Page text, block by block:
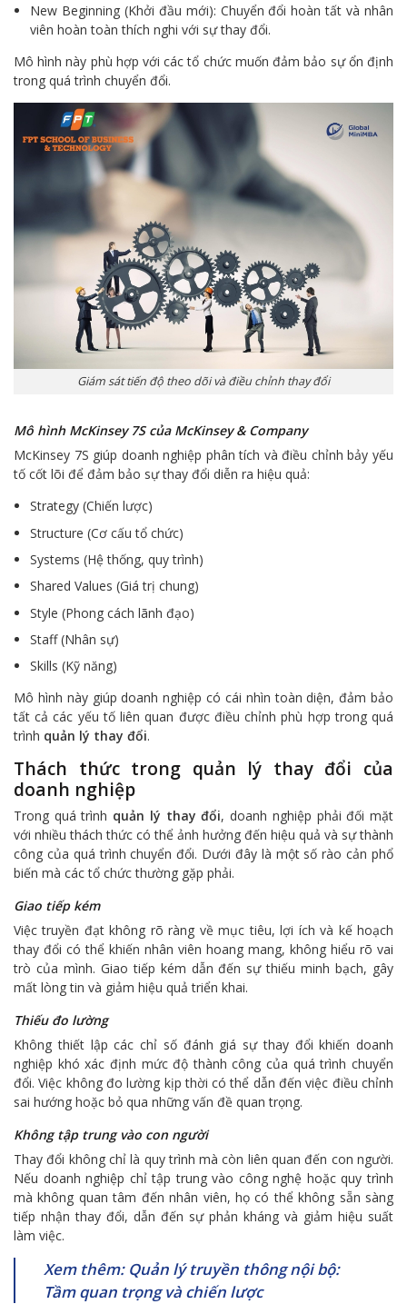
New Beginning (Khởi đầu mới): Chuyển đổi hoàn tất và nhân
viên hoàn toàn thích nghi với sự thay đổi.
Mô hình này phù hợp với các tổ chức muốn đảm bảo sự ổn định
trong quá trình chuyển đổi.
Giám sát tiến độ theo dõi và điều chỉnh thay đổi
Mô hình McKinsey 7S của McKinsey & Company
McKinsey 7S giúp doanh nghiệp phân tích và điều chỉnh bảy yếu
tố cốt lõi để đảm bảo sự thay đổi diễn ra hiệu quả:
Strategy (Chiến lược)
Structure (Cơ cấu tổ chức)
Systems (Hệ thống, quy trình)
Shared Values (Giá trị chung)
Style (Phong cách lãnh đạo)
Staff (Nhân sự)
Skills (Kỹ năng)
Mô hình này giúp doanh nghiệp có cái nhìn toàn diện, đảm bảo
tất cả các yếu tố liên quan được điều chỉnh phù hợp trong quá
trình quản lý thay đổi.
Thách thức trong quản lý thay đổi của
doanh nghiệp
Trong quá trình quản lý thay đổi, doanh nghiệp phải đối mặt
với nhiều thách thức có thể ảnh hưởng đến hiệu quả và sự thành
công của quá trình chuyển đổi. Dưới đây là một số rào cản phổ
biến mà các tổ chức thường gặp phải.
Giao tiếp kém
Việc truyền đạt không rõ ràng về mục tiêu, lợi ích và kế hoạch
thay đổi có thể khiến nhân viên hoang mang, không hiểu rõ vai
trò của mình. Giao tiếp kém dẫn đến sự thiếu minh bạch, gây
mất lòng tin và giảm hiệu quả triển khai.
Thiếu đo lường
Không thiết lập các chỉ số đánh giá sự thay đổi khiến doanh
nghiệp khó xác định mức độ thành công của quá trình chuyển
đổi. Việc không đo lường kịp thời có thể dẫn đến việc điều chỉnh
sai hướng hoặc bỏ qua những vấn đề quan trọng.
Không tập trung vào con người
Thay đổi không chỉ là quy trình mà còn liên quan đến con người.
Nếu doanh nghiệp chỉ tập trung vào công nghệ hoặc quy trình
mà không quan tâm đến nhân viên, họ có thể không sẵn sàng
tiếp nhận thay đổi, dẫn đến sự phản kháng và giảm hiệu suất
làm việc.
Xem thêm: Quản lý truyền thông nội bộ:
Tầm quan trọng và chiến lược